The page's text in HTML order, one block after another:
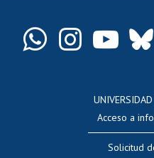
Acceso a
Solicitud